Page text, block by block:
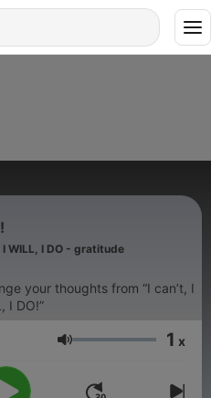
I WILL, I DO - gratitude
your thoughts from “I can’t, I
I DO!”
Volumen 1 x